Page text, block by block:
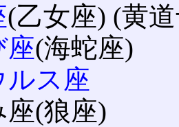
(乙女座) (黄
座(海蛇座)
ス座
(狼座)